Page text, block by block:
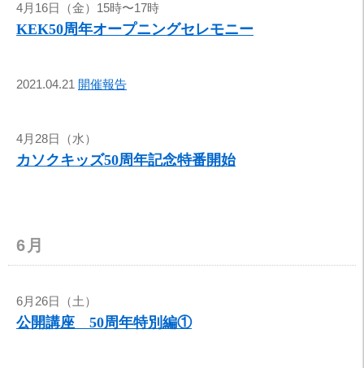
4月16日（金）15時〜17時
KEK50周年オープニングセレモニー
2021.04.21 開催報告
4月28日（水）
カソクキッズ50周年記念特番開始
6月
6月26日（土）
公開講座 50周年特別編①